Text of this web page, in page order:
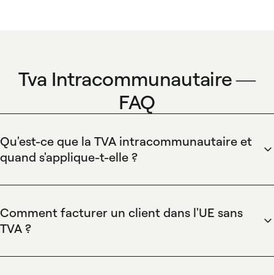
Tva Intracommunautaire —
FAQ
Qu'est-ce que la TVA intracommunautaire et
quand s'applique-t-elle ?
la TVA sur les livraisons entre entreprises assujetties dans
Spendesk centralise factures et justificatifs, propose des
exports comptables et des rapports TVA prêts à l'emploi,
Comment facturer un client dans l'UE sans
TVA ?
vérifier le numéro de TVA intracommunautaire du client et